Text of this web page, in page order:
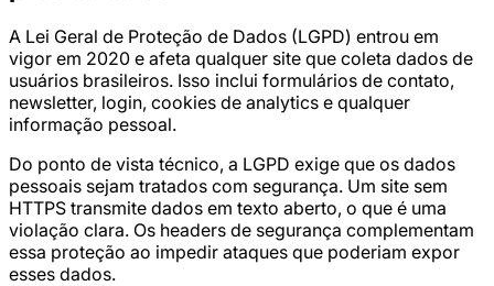
A Lei Geral de Proteção de Dados (LGPD) entrou em
vigor em 2020 e afeta qualquer site que coleta dados de
usuários brasileiros. Isso inclui formulários de contato,
newsletter, login, cookies de analytics e qualquer
informação pessoal.
Do ponto de vista técnico, a LGPD exige que os dados
pessoais sejam tratados com segurança. Um site sem
HTTPS transmite dados em texto aberto, o que é uma
violação clara. Os headers de segurança complementam
essa proteção ao impedir ataques que poderiam expor
esses dados.